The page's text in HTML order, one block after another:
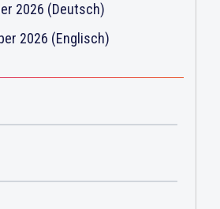
4. November 2026 (Deutsch)
2026 (Englisch)